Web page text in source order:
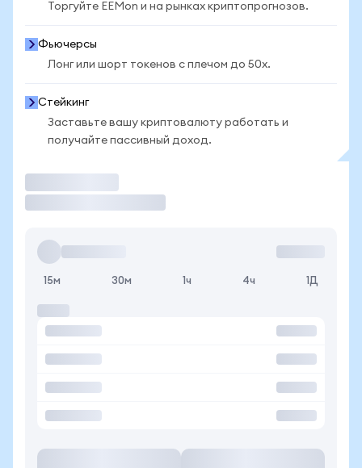
Торгуйте EEMon и на рынках криптопрогнозов.
Фьючерсы
Лонг или шорт токенов с плечом до 50x.
Стейкинг
Заставьте вашу криптовалюту работать и
получайте пассивный доход.
15м 30м 1ч 4ч 1Д